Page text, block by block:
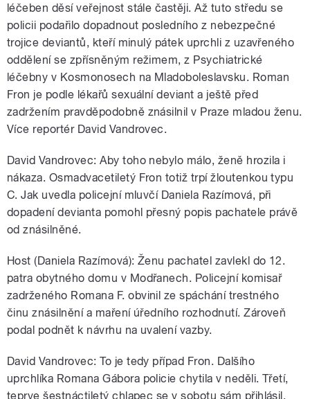
léčeben děsí veřejnost stále častěji. Až tuto středu se
policii podařilo dopadnout posledního z nebezpečné
trojice deviantů, kteří minulý pátek uprchli z uzavřeného
oddělení se zpřísněným režimem, z Psychiatrické
léčebny v Kosmonosech na Mladoboleslavsku. Roman
Fron je podle lékařů sexuální deviant a ještě před
zadržením pravděpodobně znásilnil v Praze mladou ženu.
Více reportér David Vandrovec.
David Vandrovec: Aby toho nebylo málo, ženě hrozila i
nákaza. Osmadvacetiletý Fron totiž trpí žloutenkou typu
C. Jak uvedla policejní mluvčí Daniela Razímová, při
dopadení devianta pomohl přesný popis pachatele právě
od znásilněné.
Host (Daniela Razímová): Ženu pachatel zavlekl do 12.
patra obytného domu v Modřanech. Policejní komisař
zadrženého Romana F. obvinil ze spáchání trestného
činu znásilnění a maření úředního rozhodnutí. Zároveň
podal podnět k návrhu na uvalení vazby.
David Vandrovec: To je tedy případ Fron. Dalšího
uprchlíka Romana Gábora policie chytila v neděli. Třetí,
teprve šestnáctiletý chlapec se v sobotu sám přihlásil.